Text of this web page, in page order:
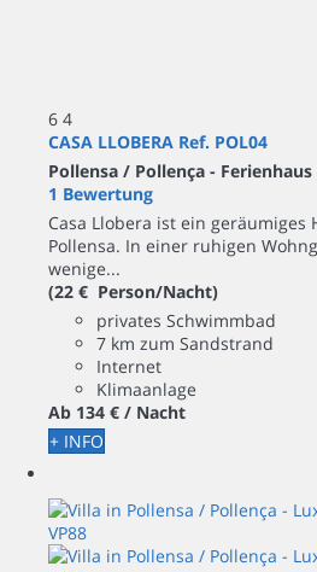
6 4
CASA LLOBERA Ref. POL04
Pollensa / Pollença - Ferienhaus
1 Bewertung
Casa Llobera ist ein geräumiges
Pollensa. In einer ruhigen
wenige...
(22 € Person/Nacht)
privates Schwimmbad
7 km zum Sandstrand
Internet
Klimaanlage
Ab 134 € / Nacht
+ INFO